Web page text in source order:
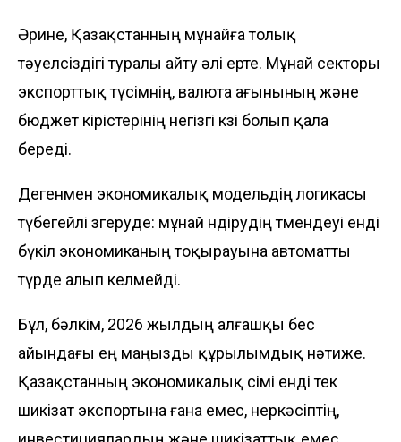
Әрине, Қазақстанның мұнайға толық
тәуелсіздігі туралы айту әлі ерте. Мұнай секторы
экспорттық түсімнің, валюта ағынының және
бюджет кірістерінің негізгі көзі болып қала
береді.
Дегенмен экономикалық модельдің логикасы
түбегейлі өзгеруде: мұнай өндірудің төмендеуі енді
бүкіл экономиканың тоқырауына автоматты
түрде алып келмейді.
Бұл, бәлкім, 2026 жылдың алғашқы бес
айындағы ең маңызды құрылымдық нәтиже.
Қазақстанның экономикалық өсімі енді тек
шикізат экспортына ғана емес, өнеркәсіптің,